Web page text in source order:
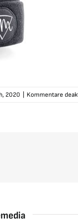
2020 Kommentare